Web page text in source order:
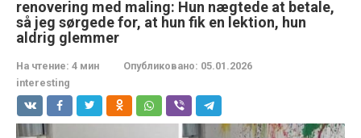
renovering med maling: Hun nægtede at betale,
så jeg sørgede for, at hun fik en lektion, hun
aldrig glemmer
На чтение: 4 мин Опубликовано: 05.01.2026
interesting